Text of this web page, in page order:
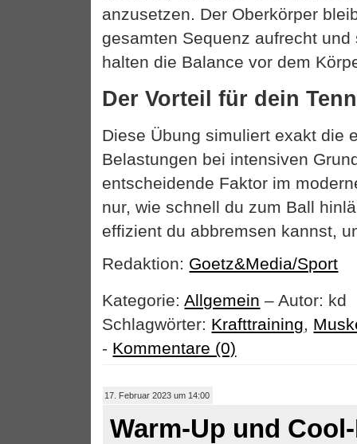
anzusetzen. Der Oberkörper
gesamten Sequenz aufrecht und
halten die Balance vor dem
Der Vorteil für dein
Diese Übung simuliert exakt die
Belastungen bei intensiven
entscheidende Faktor im
nur, wie schnell du zum Ball
effizient du abbremsen kannst,
Redaktion: Goetz&Media/Sport
Kategorie:Allgemein – Autor: kd
Schlagwörter: Krafttraining,
- Kommentare (0)
17. Februar 2023 um 14:00
Warm-Up und